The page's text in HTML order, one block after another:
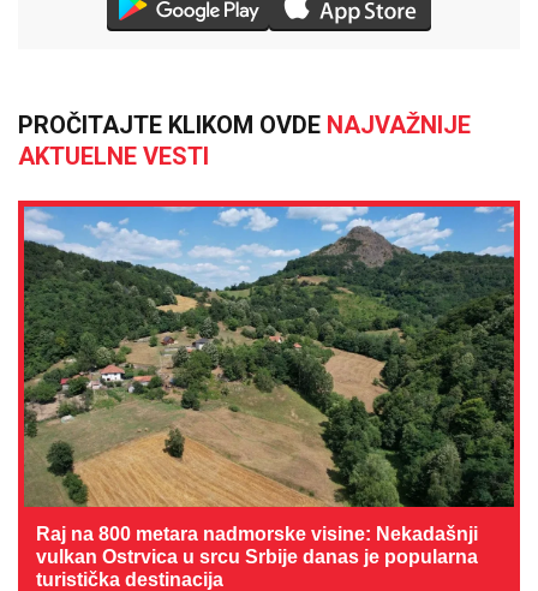
PROČITAJTE KLIKOM OVDE NAJVAŽNIJE
AKTUELNE VESTI
Raj na 800 metara nadmorske visine: Nekadašnji
vulkan Ostrvica u srcu Srbije danas je popularna
turistička destinacija